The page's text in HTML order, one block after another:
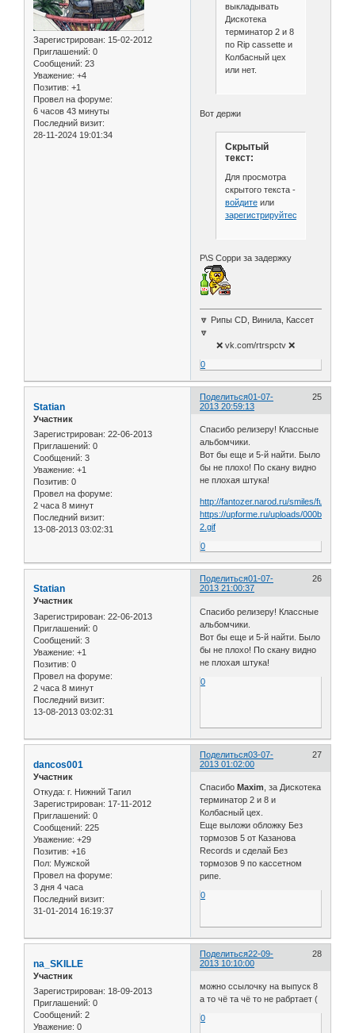
Зарегистрирован: 15-02-2012
Приглашений: 0
Сообщений: 23
Уважение: +4
Позитив: +1
Провел на форуме:
6 часов 43 минуты
Последний визит:
28-11-2024 19:01:34
выкладывать
Дискотека
терминатор 2 и 8
по Rip cassette и
Колбасный цех
или нет.
Вот держи
Скрытый
текст:
Для просмотра
скрытого текста -
войдитеили
зарегистрируйтесь
P\S Сорри за задержку
🔽 Рипы CD, Винила, Кассет
🔽
❌ vk.com/rtrspctv ❌
0
Поделиться 25
01-07-
2013 20:59:13
Statian
Участник
Зарегистрирован: 22-06-2013
Приглашений: 0
Сообщений: 3
Уважение: +1
Позитив: 0
Провел на форуме:
2 часа 8 минут
Последний визит:
13-08-2013 03:02:31
Спасибо релизеру! Классные
альбомчики.
Вот бы еще и 5-й найти. Было
бы не плохо! По скану видно
не плохая штука!
http://fantozer.narod.ru/smiles/
https://upforme.ru/uploads/000b/6d/d1/
2.gif
0
Поделиться 26
01-07-
2013 21:00:37
Statian
Участник
Зарегистрирован: 22-06-2013
Приглашений: 0
Сообщений: 3
Уважение: +1
Позитив: 0
Провел на форуме:
2 часа 8 минут
Последний визит:
13-08-2013 03:02:31
Спасибо релизеру! Классные
альбомчики.
Вот бы еще и 5-й найти. Было
бы не плохо! По скану видно
не плохая штука!
0
Поделиться 27
03-07-
2013 01:02:00
dancos001
Участник
Откуда: г. Нижний Тагил
Зарегистрирован: 17-11-2012
Приглашений: 0
Сообщений: 225
Уважение: +29
Позитив: +16
Пол: Мужской
Провел на форуме:
3 дня 4 часа
Последний визит:
31-01-2014 16:19:37
СпасибоMaxim , за Дискотека
терминатор 2 и 8 и
Колбасный цех.
Еще выложи обложку Без
тормозов 5 от Казанова
Records и сделай Без
тормозов 9 по кассетном
рипе.
0
Поделиться 28
22-09-
2013 10:10:00
na_SKILLE
Участник
Зарегистрирован: 18-09-2013
Приглашений: 0
Сообщений: 2
Уважение: 0
можно ссылочку на выпуск 8
а то чё та чё то не рабртает (
0